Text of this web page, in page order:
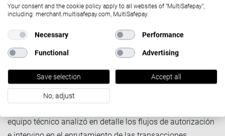
Optimización de los pagos con tarjeta
número de transacciones con tarjeta que se bloqueaban y
garantizar una experiencia de pago fluida y sin
interrupciones.
Gracias a nuestro rol como
acquirer y processorpara los
principales circuitos de tarjetas, colaboramos de forma
equipo técnico analizó en detalle los flujos de autorización
Your consent and the cookie policy apply to all websites of "MultiSafepay",
including: merchant.multisafepay.com, MultiSafepay.
Necessary Performance
Functional Advertising
Save selection Accept all
No, adjust